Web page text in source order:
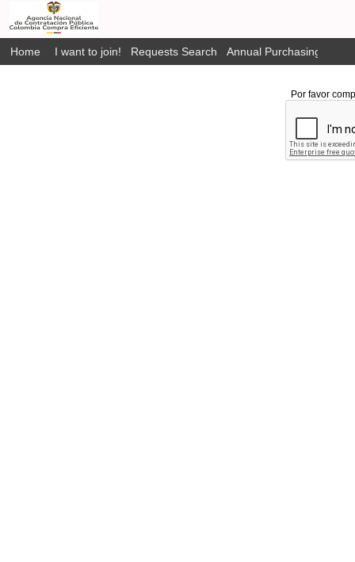
Home I want to join! Requests Search Annual Purchasing Plan
Por favor